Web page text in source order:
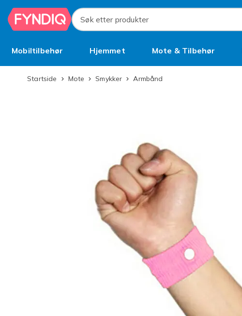
Hopp til hovedinnhold
Søk etter produkter
Mobiltilbehør Hjemmet Mote & Tilbehør
BruktStartside Mote Smykker Armbånd